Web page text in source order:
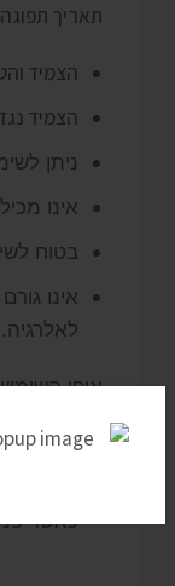
תאריך תפוגה : 3
הצמיד
הצמיד
ניתן
אינו
בטוח
אינו
לאלרגיה.
אופן
פתיחת
פתיחת
כאשר